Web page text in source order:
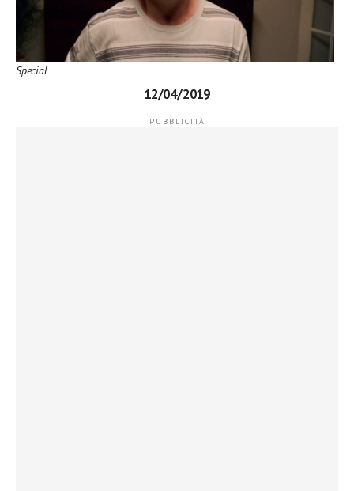
Special
12/04/2019